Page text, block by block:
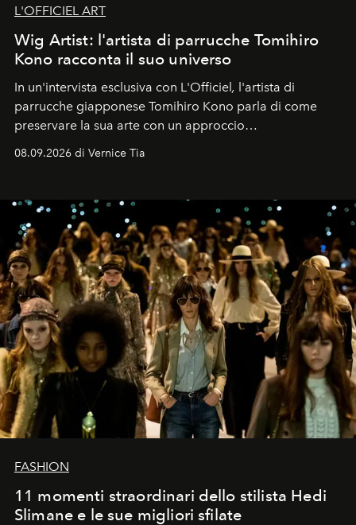
L'OFFICIEL ART
Wig Artist: l'artista di parrucche Tomihiro
Kono racconta il suo universo
In un'intervista esclusiva con L'Officiel, l'artista di
parrucche giapponese Tomihiro Kono parla di come
preservare la sua arte con un approccio
08.09.2026 di Vernice Tia
FASHION
11 momenti straordinari dello stilista Hedi
Slimane e le sue migliori sfilate